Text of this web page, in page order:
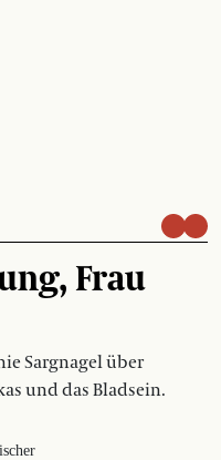
Frau
Sargnagel über
und das Bladsein.